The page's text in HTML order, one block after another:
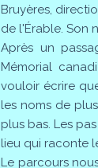
Bruyères,
de l'Érable. Son
Après un
Mémorial
vouloir écrire
les noms de
plus bas. Les
lieu qui raconte
Le parcours